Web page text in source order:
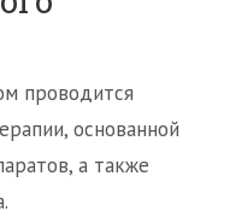
проводится
основанной
а также